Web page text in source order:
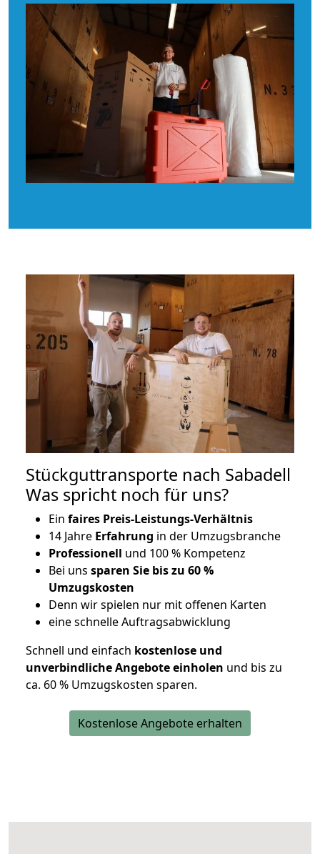
Stückguttransporte nach Sabadell
Was spricht noch für uns?
Ein faires Preis-Leistungs-Verhältnis
14 Jahre Erfahrung in der Umzugsbranche
Professionell und 100 % Kompetenz
Bei uns sparen Sie bis zu 60 %
Umzugskosten
Denn wir spielen nur mit offenen Karten
eine schnelle Auftragsabwicklung
Schnell und einfach kostenlose und
unverbindliche Angebote einholen und bis zu
ca. 60 % Umzugskosten sparen.
Kostenlose Angebote erhalten